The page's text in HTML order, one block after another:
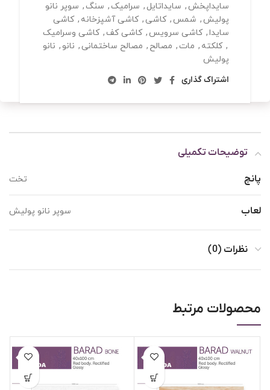
سایداپخش , سایداتایل , سرامیک , سنگ , سوپر نانو
پولیش , شمس , کاشی , کاشی آشپزخانه , کاشی
سایدا, کاشی سرویس , کاشی کف , کاشی وسرامیک
, کلکته , مات , مصالح , مصالح ساختمانی , نانو , نانو
پولیش
اشتراک گذاری
توضیحات تکمیلی
پانچ تخت
لعاب سوپر نانو پولیش
نظرات (0)
محصولات مرتبط